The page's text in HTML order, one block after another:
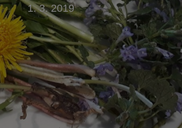
1. 3. 2019